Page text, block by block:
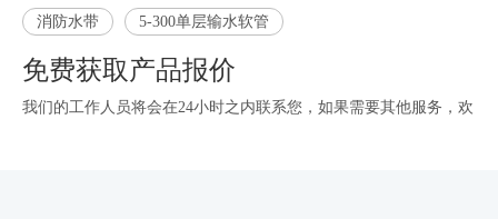
消防水带 5-300单层输水软管
免费获取产品报价
我们的工作人员将会在24小时之内联系您，如果需要其他服务，欢